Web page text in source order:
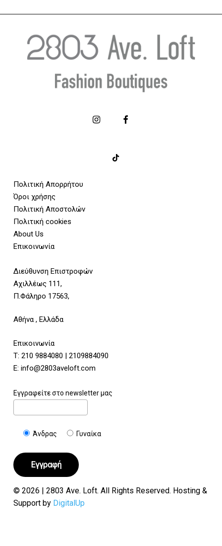
Πολιτική Απορρήτου
Όροι χρήσης
Πολιτική Αποστολών
Πολιτική cookies
About Us
Επικοινωνία
Διεύθυνση Επιστροφών
Αχιλλέως 111,
Π.Φάληρο 17563,
Αθήνα , Ελλάδα
Επικοινωνία
Τ: 210 9884080 | 2109884090
E: info@2803aveloft.com
Εγγραφείτε στο newsletter μας
Άνδρας Γυναίκα
© 2026 | 2803 Ave. Loft. All Rights Reserved. Hosting &
Support by DigitalUp